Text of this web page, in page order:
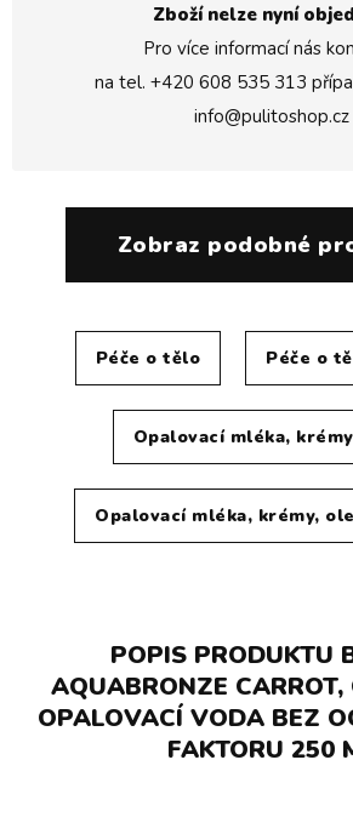
Zboží nelze nyní
Pro více informací nás
na tel. +420 608 535 313
info@pulitoshop.cz
Zobraz podobné
Péče o tělo Péče o
Opalovací mléka,
Opalovací mléka, krémy,
POPIS PRODUKTU
AQUABRONZE CARROT,
OPALOVACÍ VODA BEZ
FAKTORU 250